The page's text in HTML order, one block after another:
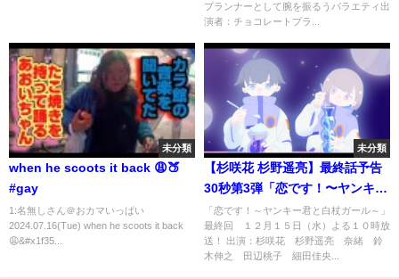
プランナーとして腕を振るうバラエティ出
演者：チョコレートプラ...
未分類
when he scoots it back 😩🍑
#gay
1:名無しさん＠おカマいっぱい
2024.07.16(Tue) when he scoots it back
😩&#x1f35...
未分類
【杉咲花 杉野遥亮】最終話予告
30秒第3弾「恋です！〜ヤンキー
君と白杖ガール〜」【日テレド
ラマ公式】
「恋です！～ヤンキー君と白杖ガール～」
最終回 １２月１５日（水）よる１０時放
送！ 出演：杉咲花 杉野遥亮 奈緒 鈴
木伸之 田辺桃子 細田佳央...